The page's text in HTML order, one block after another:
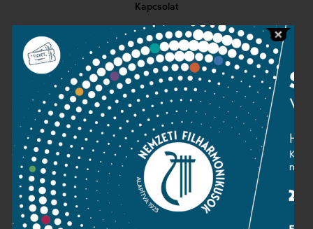
Kapcsolat
Közérdekű adatok
Sajtószoba
Adatvédelem
Impresszum
NEMZETI
FILHARMONIKUSOK